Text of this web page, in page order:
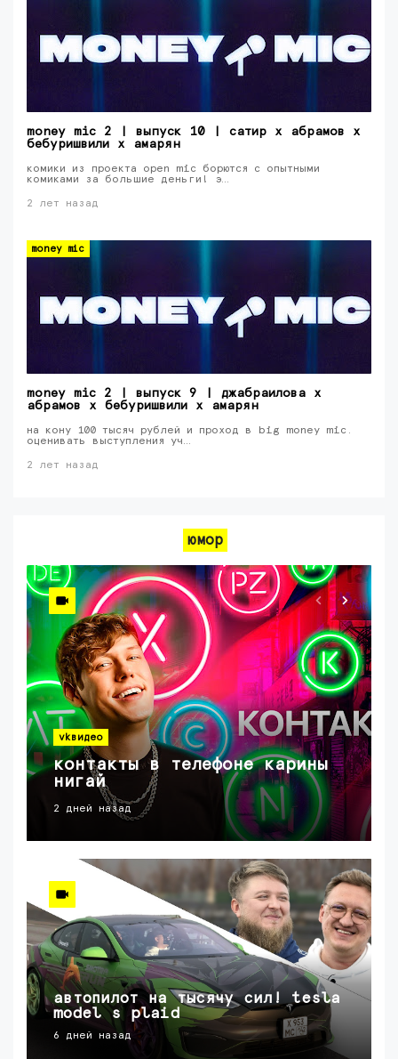
money mic 2 | выпуск 10 | сатир х абрамов х
бебуришвили х амарян
комики из проекта open mic борются с опытными
комиками за большие деньги! э…
2 лет назад
money mic
money mic 2 | выпуск 9 | джабраилова х
абрамов х бебуришвили х амарян
на кону 100 тысяч рублей и проход в big money mic.
оценивать выступления уч…
2 лет назад
юмор
vkвидео
контакты в телефоне карины
нигай
2 дней назад
автопилот на тысячу сил! tesla
model s plaid
6 дней назад